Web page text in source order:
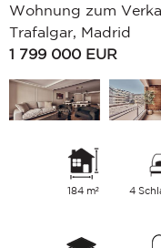
Wohnung zum
Trafalgar, Madrid
1 799 000 EUR
184 m²